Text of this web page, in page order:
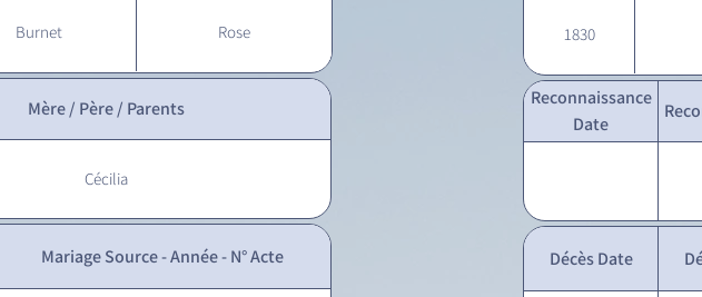
Burnet Rose 1830
Mère / Père / Parents
Cécilia
Mariage Source - Année - N° Acte
Reconnaissance
Date
Décès Date